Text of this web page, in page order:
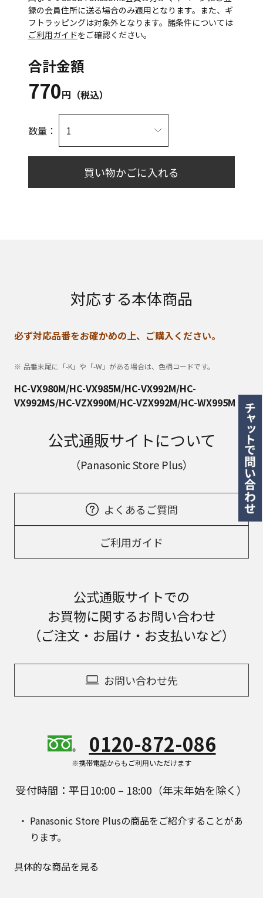
録の会員住所に送る場合のみ適用となります。また、ギ
フトラッピングは対象外となります。諸条件については
ご利用ガイドをご確認ください。
合計金額
770円（税込）
数量：
買い物かごに入れる
対応する本体商品
必ず対応品番をお確かめの上、ご購入ください。
品番末尾に「-K」や「-W」がある場合は、色柄コードです。
HC-VX980M/HC-VX985M/HC-VX992M/HC-
VX992MS/HC-VZX990M/HC-VZX992M/HC-WX995M
公式通販サイトについて
（Panasonic Store Plus）
よくあるご質問
ご利用ガイド
公式通販サイトでの
お買物に関するお問い合わせ
（ご注文・お届け・お支払いなど）
お問い合わせ先
0120-872-086
※携帯電話からもご利用いただけます
受付時間：平日10:00 – 18:00（年末年始を除く）
Panasonic Store Plusの商品をご紹介することがあ
ります。
具体的な商品を見る